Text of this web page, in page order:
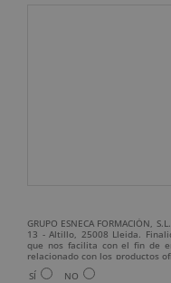
GRUPO ESNECA FORMACIÓN,
13 - Altillo, 25008 Lleida.
que nos facilita con el fin de
relacionado con los productos
su interés. Legitimación del
Derechos: Puede ejercitar
SÍ NO